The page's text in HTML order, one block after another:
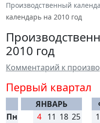
Производственный
календарь на 2010 год
2010 год
Комментарий к
Первый квартал
ЯНВАРЬ
Пн
4 11 18 25 1